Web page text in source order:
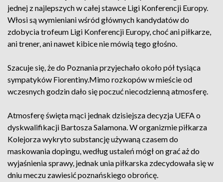
jednej z najlepszych w całej stawce Ligi Konferencji Europy.
Włosi są wymieniani wśród głównych kandydatów do
zdobycia trofeum Ligi Konferencji Europy, choć ani piłkarze,
ani trener, ani nawet kibice nie mówią tego głośno.
Szacuje się, że do Poznania przyjechało około pół tysiąca
sympatyków Fiorentiny.Mimo rozkopów w mieście od
wczesnych godzin dało się poczuć niecodzienną atmosferę.
Atmosferę święta mąci jednak dzisiejsza decyzja UEFA o
dyskwalifikacji Bartosza Salamona. W organizmie piłkarza
Kolejorza wykryto substancję używaną czasem do
maskowania dopingu, według ustaleń mógł on grać aż do
wyjaśnienia sprawy, jednak unia piłkarska zdecydowała się w
dniu meczu zawiesić poznańskiego obrońcę.